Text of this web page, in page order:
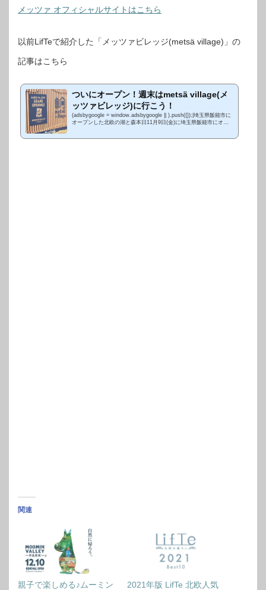
メッツァ オフィシャルサイトはこちら
以前LifTeで紹介した「メッツァビレッジ(metsä village)」の
記事はこちら
ついにオープン！週末はmetsä village(メ
ッツァビレッジ)に行こう！
(adsbygoogle = window.adsbygoogle || ).push({});|埼玉県飯能市に
オープンした北欧の湖と森本日11月9日(金)に埼玉県飯能市にオー
関連
親子で楽しめる♪ムーミン
2021年版 LifTe 北欧人気